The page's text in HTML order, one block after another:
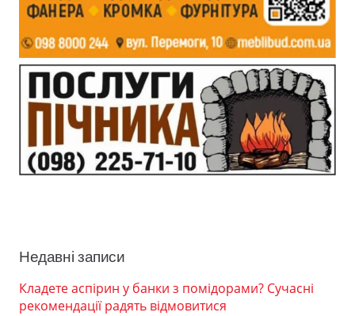
Недавні записи
Кладете аспірин у банки з помідорами? Сучасні
рекомендації радять відмовитися